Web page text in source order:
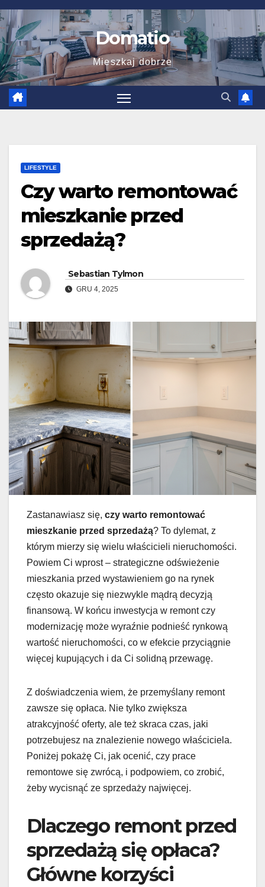
Skip
to
content
Domatio
Mieszkaj dobrze
LIFESTYLE
Czy warto remontować
mieszkanie przed
sprzedażą?
Sebastian Tylmon
GRU 4, 2025
Zastanawiasz się, czy warto remontować
mieszkanie przed sprzedażą? To dylemat, z
którym mierzy się wielu właścicieli nieruchomości.
Powiem Ci wprost – strategiczne odświeżenie
mieszkania przed wystawieniem go na rynek
często okazuje się niezwykle mądrą decyzją
finansową. W końcu inwestycja w remont czy
modernizację może wyraźnie podnieść rynkową
wartość nieruchomości, co w efekcie przyciągnie
więcej kupujących i da Ci solidną przewagę.
Z doświadczenia wiem, że przemyślany remont
zawsze się opłaca. Nie tylko zwiększa
atrakcyjność oferty, ale też skraca czas, jaki
potrzebujesz na znalezienie nowego właściciela.
Poniżej pokażę Ci, jak ocenić, czy prace
remontowe się zwrócą, i podpowiem, co zrobić,
żeby wycisnąć ze sprzedaży najwięcej.
Dlaczego remont przed
sprzedażą się opłaca?
Główne korzyści